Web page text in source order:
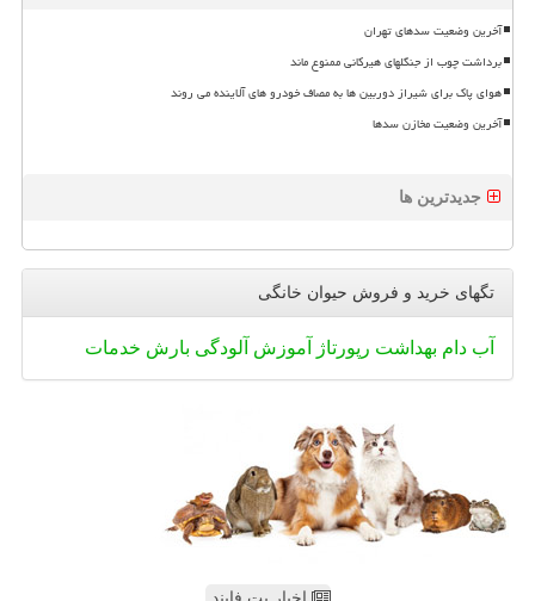
آخرین وضعیت سدهای تهران
برداشت چوب از جنگلهای هیرکانی ممنوع ماند
هوای پاک برای شیراز دوربین ها به مصاف خودرو های آلاینده می روند
آخرین وضعیت مخازن سدها
جدیدترین ها
تگهای خرید و فروش حیوان خانگی
آب دام بهداشت رپورتاژ آموزش آلودگی بارش خدمات